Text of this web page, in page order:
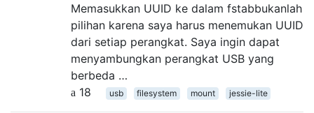
Memasukkan UUID ke dalam fstabbukanlah
pilihan karena saya harus menemukan UUID
dari setiap perangkat. Saya ingin dapat
menyambungkan perangkat USB yang
berbeda …
18
usb filesystem mount jessie-lite